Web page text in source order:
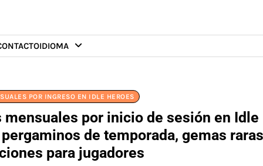
IDIOMA
POR INGRESO EN IDLE HEROES
mensuales por inicio de sesión en Idle
de temporada, gemas
para jugadores